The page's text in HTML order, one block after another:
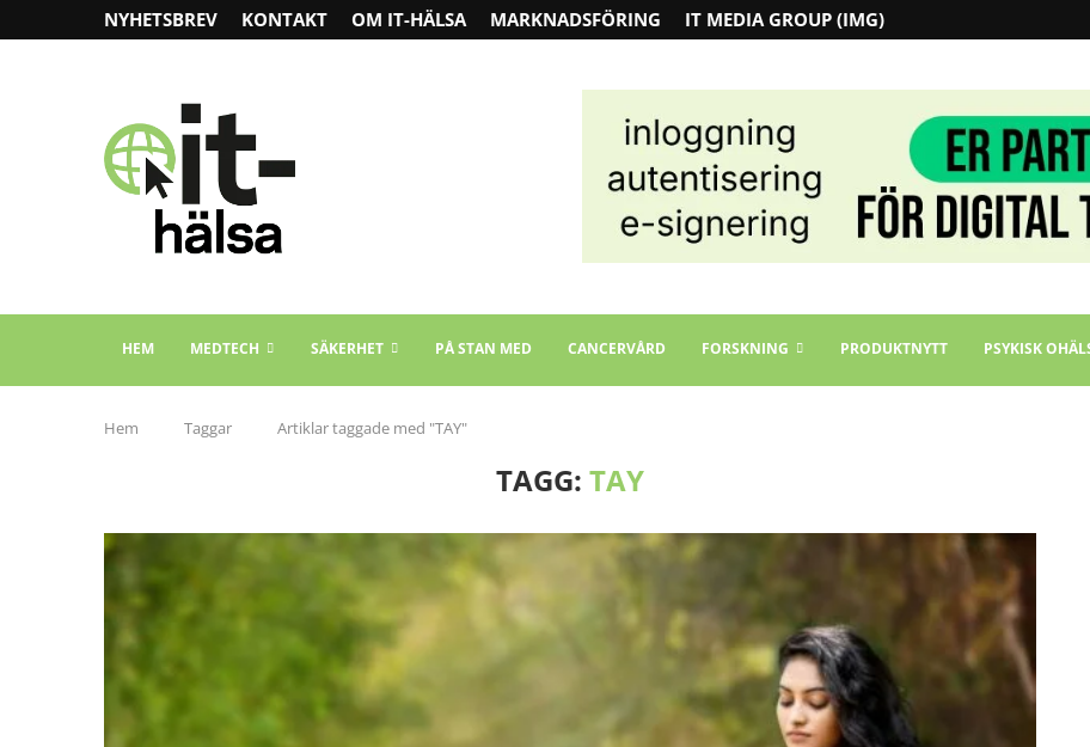
NYHETSBREV KONTAKT OM IT-HÄLSA MARKNADSFÖRING IT MEDIA GROUP (IMG)
HEM MEDTECH SÄKERHET PÅ STAN MED CANCERVÅRD FORSKNING PRODUKTNYTT PSYKISK
Hem Taggar Artiklar taggade med "TAY"
TAGG: TAY